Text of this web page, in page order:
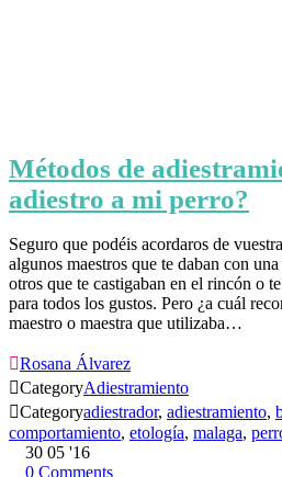
Métodos de
adiestro a mi perro?
Seguro que podéis acordaros de
algunos maestros que te daban con
otros que te castigaban en el rincón o
para todos los gustos. Pero ¿a cuál
maestro o maestra que utilizaba…
Rosana Álvarez
CategoryAdiestramiento
Categoryadiestrador, adiestramiento,
comportamiento, etología, malaga,
30 05 '16
0 Comments